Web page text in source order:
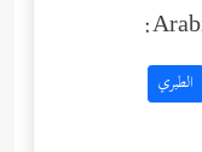
الطبري